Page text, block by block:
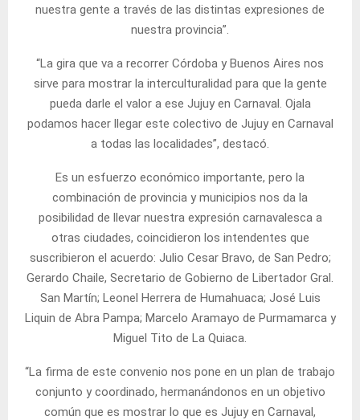
nuestra gente a través de las distintas expresiones de
nuestra provincia”.
“La gira que va a recorrer Córdoba y Buenos Aires nos
sirve para mostrar la interculturalidad para que la gente
pueda darle el valor a ese Jujuy en Carnaval. Ojala
podamos hacer llegar este colectivo de Jujuy en Carnaval
a todas las localidades”, destacó.
Es un esfuerzo económico importante, pero la
combinación de provincia y municipios nos da la
posibilidad de llevar nuestra expresión carnavalesca a
otras ciudades, coincidieron los intendentes que
suscribieron el acuerdo: Julio Cesar Bravo, de San Pedro;
Gerardo Chaile, Secretario de Gobierno de Libertador Gral.
San Martín; Leonel Herrera de Humahuaca; José Luis
Liquin de Abra Pampa; Marcelo Aramayo de Purmamarca y
Miguel Tito de La Quiaca.
“La firma de este convenio nos pone en un plan de trabajo
conjunto y coordinado, hermanándonos en un objetivo
común que es mostrar lo que es Jujuy en Carnaval,